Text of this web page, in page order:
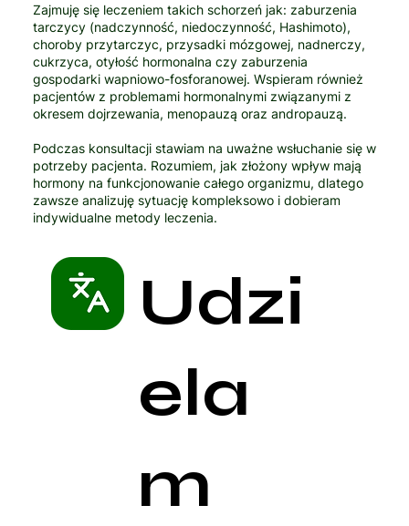
Zajmuję się leczeniem takich schorzeń jak: zaburzenia
tarczycy (nadczynność, niedoczynność, Hashimoto),
choroby przytarczyc, przysadki mózgowej, nadnerczy,
cukrzyca, otyłość hormonalna czy zaburzenia
gospodarki wapniowo-fosforanowej. Wspieram również
pacjentów z problemami hormonalnymi związanymi z
okresem dojrzewania, menopauzą oraz andropauzą.
Podczas konsultacji stawiam na uważne wsłuchanie się w
potrzeby pacjenta. Rozumiem, jak złożony wpływ mają
hormony na funkcjonowanie całego organizmu, dlatego
zawsze analizuję sytuację kompleksowo i dobieram
indywidualne metody leczenia.
Udzi
ela
m